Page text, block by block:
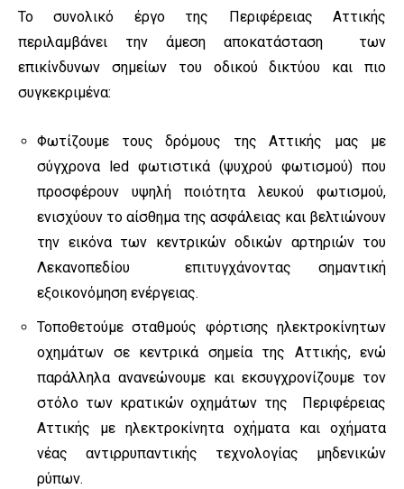
Το συνολικό έργο της Περιφέρειας Αττικής
περιλαμβάνει την άμεση αποκατάσταση των
επικίνδυνων σημείων του οδικού δικτύου και πιο
συγκεκριμένα:
Φωτίζουμε τους δρόμους της Αττικής μας με
σύγχρονα led φωτιστικά (ψυχρού φωτισμού) που
προσφέρουν υψηλή ποιότητα λευκού φωτισμού,
ενισχύουν το αίσθημα της ασφάλειας και βελτιώνουν
την εικόνα των κεντρικών οδικών αρτηριών του
Λεκανοπεδίου επιτυγχάνοντας σημαντική
εξοικονόμηση ενέργειας.
Τοποθετούμε σταθμούς φόρτισης ηλεκτροκίνητων
οχημάτων σε κεντρικά σημεία της Αττικής, ενώ
παράλληλα ανανεώνουμε και εκσυγχρονίζουμε τον
στόλο των κρατικών οχημάτων της Περιφέρειας
Αττικής με ηλεκτροκίνητα οχήματα και οχήματα
νέας αντιρρυπαντικής τεχνολογίας μηδενικών
ρύπων.